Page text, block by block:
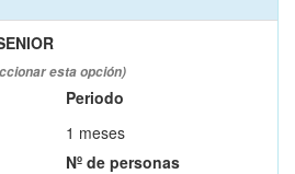
esta opción)
Periodo
1 meses
Nº de personas